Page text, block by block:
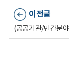
이전글